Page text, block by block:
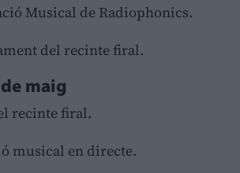
Musical de Radiophonics.
del recinte firal.
maig
recinte firal.
musical en directe.